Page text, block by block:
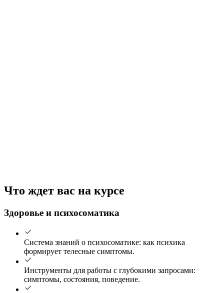
Что ждет вас на курсе
Здоровье и психосоматика
Система знаний о психосоматике: как психика
формирует телесные симптомы.
Инструменты для работы с глубокими запросами:
симптомы, состояния, поведение.